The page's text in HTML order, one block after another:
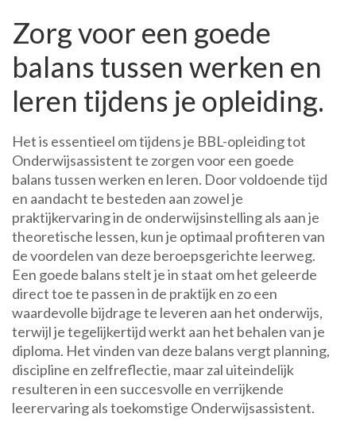
Zorg voor een goede
balans tussen werken en
leren tijdens je opleiding.
Het is essentieel om tijdens je BBL-opleiding tot
Onderwijsassistent te zorgen voor een goede
balans tussen werken en leren. Door voldoende tijd
en aandacht te besteden aan zowel je
praktijkervaring in de onderwijsinstelling als aan je
theoretische lessen, kun je optimaal profiteren van
de voordelen van deze beroepsgerichte leerweg.
Een goede balans stelt je in staat om het geleerde
direct toe te passen in de praktijk en zo een
waardevolle bijdrage te leveren aan het onderwijs,
terwijl je tegelijkertijd werkt aan het behalen van je
diploma. Het vinden van deze balans vergt planning,
discipline en zelfreflectie, maar zal uiteindelijk
resulteren in een succesvolle en verrijkende
leerervaring als toekomstige Onderwijsassistent.